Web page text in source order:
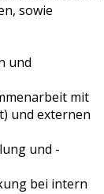
sowie
und
mit
und externen
und -
bei intern